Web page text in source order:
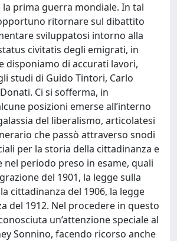
la prima guerra mondiale. In tal
ritornare sul dibattito
sviluppatosi intorno alla
civitatis degli emigrati, in
disponiamo di accurati lavori,
studi di Guido Tintori, Carlo
Ci si sofferma, in
posizioni emerse all’interno
del liberalismo, articolatesi
che passò attraverso snodi
per la storia della cittadinanza e
nel periodo preso in esame, quali
del 1901, la legge sulla
cittadinanza del 1906, la legge
del 1912. Nel procedere in questo
un’attenzione speciale al
Sonnino, facendo ricorso anche